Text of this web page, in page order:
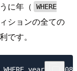
に年（
WHERE
ションの全ての
です。